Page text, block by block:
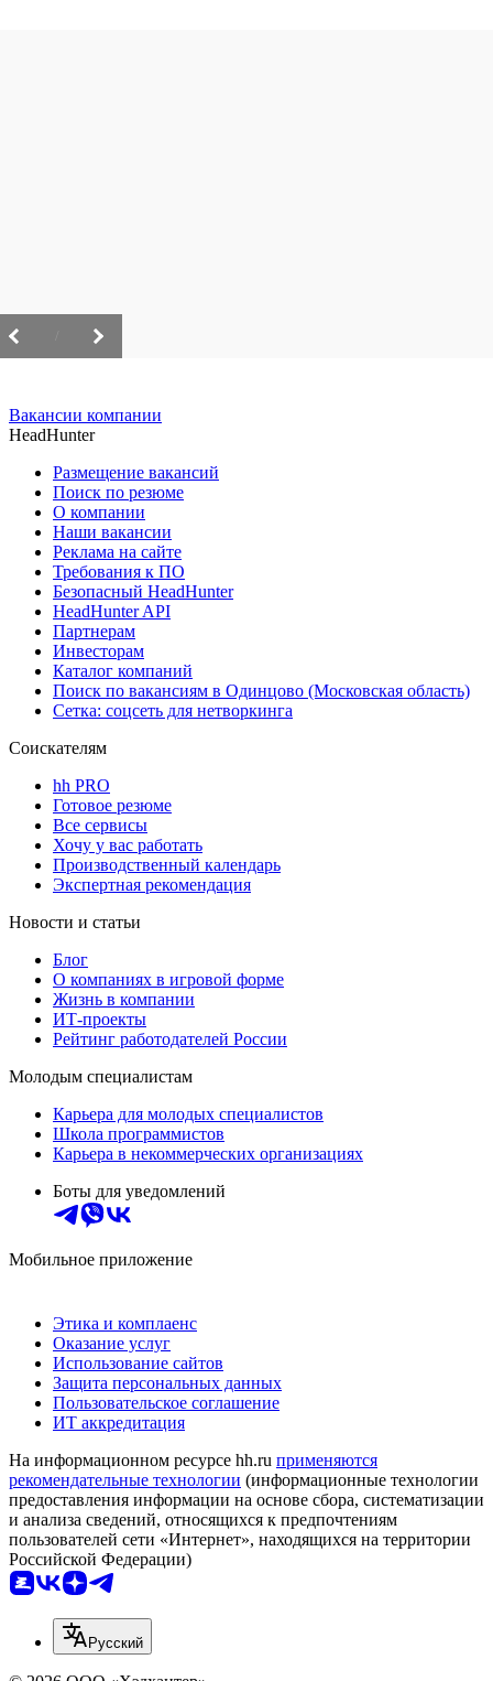
Вакансии компании
HeadHunter
Размещение вакансий
Поиск по резюме
О компании
Наши вакансии
Реклама на сайте
Требования к ПО
Безопасный HeadHunter
HeadHunter API
Партнерам
Инвесторам
Каталог компаний
Поиск по вакансиям в Одинцово (Московская область)
Сетка: соцсеть для нетворкинга
Соискателям
hh PRO
Готовое резюме
Все сервисы
Хочу у вас работать
Производственный календарь
Экспертная рекомендация
Новости и статьи
Блог
О компаниях в игровой форме
Жизнь в компании
ИТ-проекты
Рейтинг работодателей России
Молодым специалистам
Карьера для молодых специалистов
Школа программистов
Карьера в некоммерческих организациях
Боты для уведомлений
Мобильное приложение
Этика и комплаенс
Оказание услуг
Использование сайтов
Защита персональных данных
Пользовательское соглашение
ИТ аккредитация
На информационном ресурсе hh.ru применяются
рекомендательные технологии (информационные технологии
предоставления информации на основе сбора, систематизации
и анализа сведений, относящихся к предпочтениям
пользователей сети «Интернет», находящихся на территории
Российской Федерации)
Русский